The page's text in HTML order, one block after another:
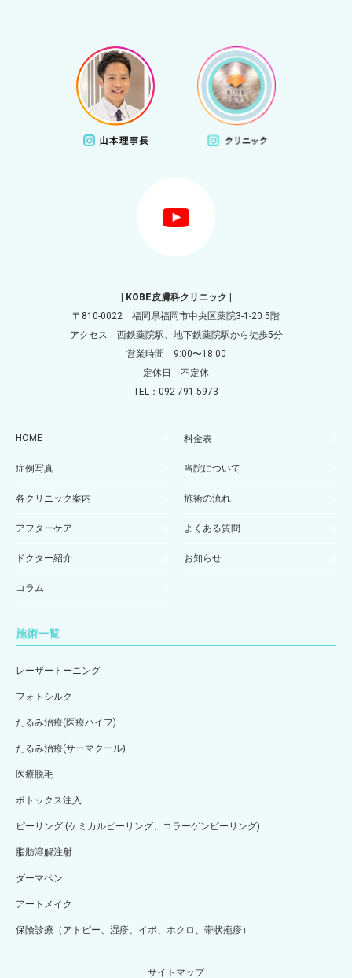
| KOBE皮膚科クリニック |
〒810-0022 福岡県福岡市中央区薬院3-1-20 5階
アクセス 西鉄薬院駅、地下鉄薬院駅から徒歩5分
営業時間 9:00〜18:00
定休日 不定休
TEL：092-791-5973
HOME 料金表
症例写真 当院について
各クリニック案内 施術の流れ
アフターケア よくある質問
ドクター紹介 お知らせ
コラム
施術一覧
レーザートーニング
フォトシルク
たるみ治療(医療ハイフ)
たるみ治療(サーマクール)
医療脱毛
ボトックス注入
ピーリング (ケミカルピーリング、コラーゲンピーリング)
脂肪溶解注射
ダーマペン
アートメイク
保険診療（アトピー、湿疹、イボ、ホクロ、帯状疱疹）
サイトマップ